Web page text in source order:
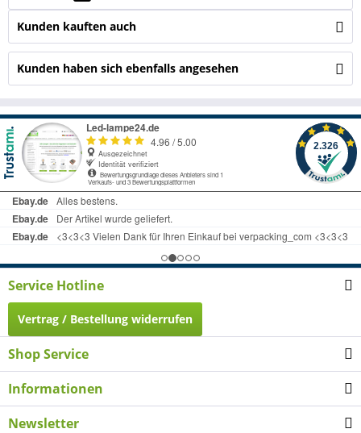
Kunden kauften auch
Kunden haben sich ebenfalls angesehen
Service Hotline
Vertrag / Bestellung widerrufen
Shop Service
Informationen
Newsletter